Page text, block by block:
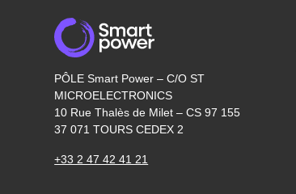
PÔLE Smart Power – C/O ST
MICROELECTRONICS
10 Rue Thalès de Milet – CS 97 155
37 071 TOURS CEDEX 2
+33 2 47 42 41 21